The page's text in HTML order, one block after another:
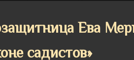
Ева
садистов»